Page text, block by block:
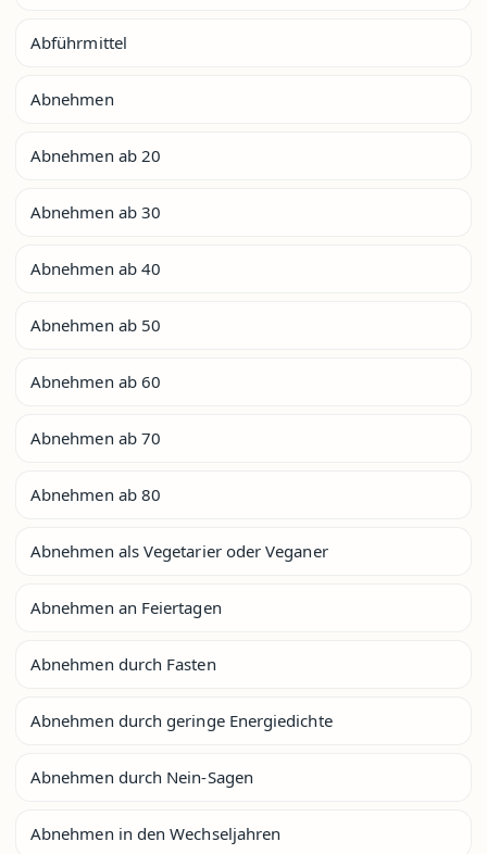
Abführmittel
Abnehmen
Abnehmen ab 20
Abnehmen ab 30
Abnehmen ab 40
Abnehmen ab 50
Abnehmen ab 60
Abnehmen ab 70
Abnehmen ab 80
Abnehmen als Vegetarier oder Veganer
Abnehmen an Feiertagen
Abnehmen durch Fasten
Abnehmen durch geringe Energiedichte
Abnehmen durch Nein-Sagen
Abnehmen in den Wechseljahren